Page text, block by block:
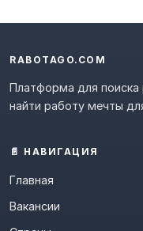
RABOTAGO.COM
Платформа для поиска
найти работу мечты
📄 НАВИГАЦИЯ
Главная
Вакансии